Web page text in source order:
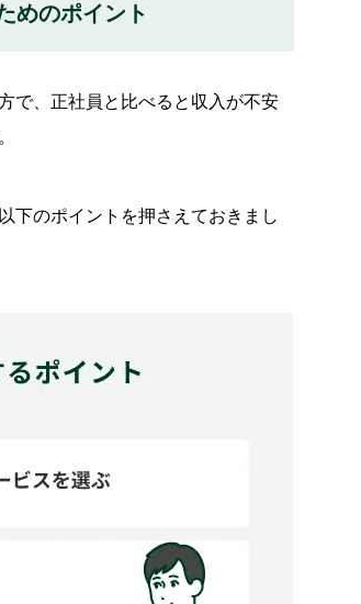
めのポイント
で、正社員と比べると収入が不安
下のポイントを押さえておきまし